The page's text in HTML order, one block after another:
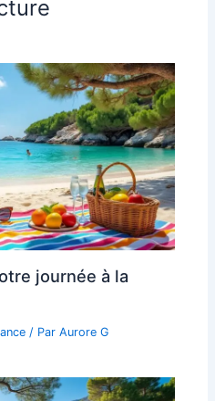
journée à la
/ ParAurore G